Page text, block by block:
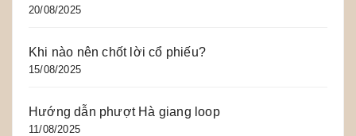
20/08/2025
Khi nào nên chốt lời cổ phiếu?
15/08/2025
Hướng dẫn phượt Hà giang loop
11/08/2025